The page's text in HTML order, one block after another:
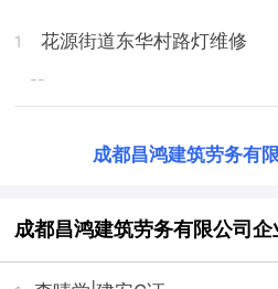
1 花源街道东华村路灯维修
--
成都昌鸿建筑劳务有
成都昌鸿建筑劳务有限公司企